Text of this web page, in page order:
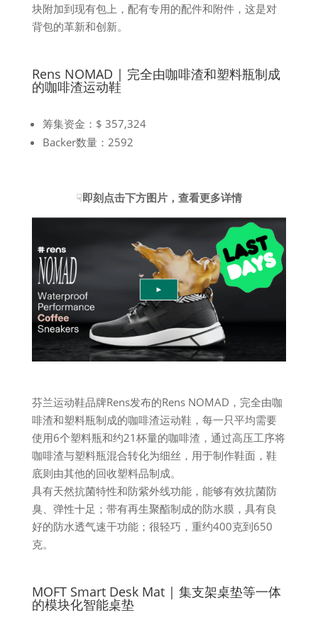
块附加到现有包上，配有专用的配件和附件，这是对
背包的革新和创新。
Rens NOMAD | 完全由咖啡渣和塑料瓶制成
的咖啡渣运动鞋
筹集资金：$ 357,324
Backer数量：2592
☟即刻点击下方图片，查看更多详情
芬兰运动鞋品牌Rens发布的Rens NOMAD，完全由咖
啡渣和塑料瓶制成的咖啡渣运动鞋，每一只平均需要
使用6个塑料瓶和约21杯量的咖啡渣，通过高压工序将
咖啡渣与塑料瓶混合转化为细丝，用于制作鞋面，鞋
底则由其他的回收塑料品制成。
具有天然抗菌特性和防紫外线功能，能够有效抗菌防
臭、弹性十足；带有再生聚酯制成的防水膜，具有良
好的防水透气速干功能；很轻巧，重约400克到650
克。
MOFT Smart Desk Mat | 集支架桌垫等一体
的模块化智能桌垫